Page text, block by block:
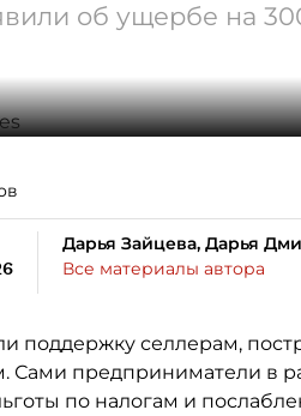
об ущербе на
Дарья Зайцева, Дарья
Все материалы автора
поддержку селлерам,
Сами предприниматели в
по налогам и